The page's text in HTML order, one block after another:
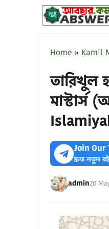
Home » Kamil
তারিখুল
Join Our
দ্রুত নতুন
admin20